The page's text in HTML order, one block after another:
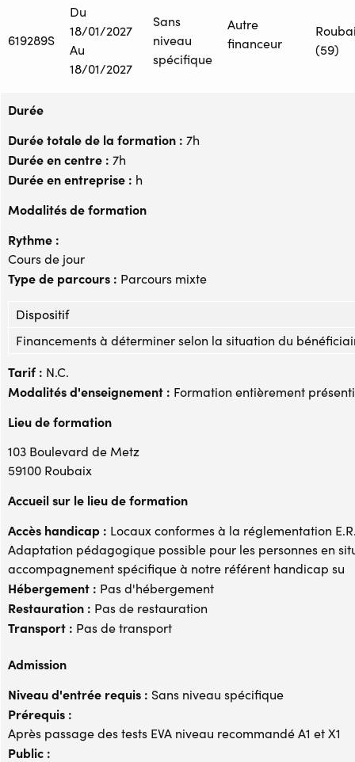
619289S
Du
18/01/2027
Au
18/01/2027
Sans
niveau
spécifique
Autre
financeur
(59)
Durée
Durée totale de la formation : 7h
Durée en centre : 7h
Durée en entreprise : h
Modalités de formation
Rythme :
Cours de jour
Type de parcours : Parcours mixte
Dispositif
Financements à déterminer selon la situation du
Tarif : N.C.
Modalités d'enseignement : Formation entièrement
Lieu de formation
103 Boulevard de Metz
59100 Roubaix
Accueil sur le lieu de formation
Accès handicap : Locaux conformes à la réglementation
Adaptation pédagogique possible pour les personnes en
accompagnement spécifique à notre référent handicap su
Hébergement : Pas d'hébergement
Restauration : Pas de restauration
Transport : Pas de transport
Admission
Niveau d'entrée requis : Sans niveau spécifique
Prérequis :
Après passage des tests EVA niveau recommandé A1 et X1
Public :